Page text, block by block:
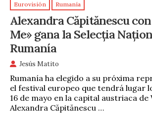
Eurovisión Rumanía
Alexandra Căpitănescu
Me» gana la Selecția
Rumanía
Jesús Matito
Rumanía ha elegido a su próxima
el festival europeo que tendrá lugar
16 de mayo en la capital austriaca de
Alexandra Căpitănescu …